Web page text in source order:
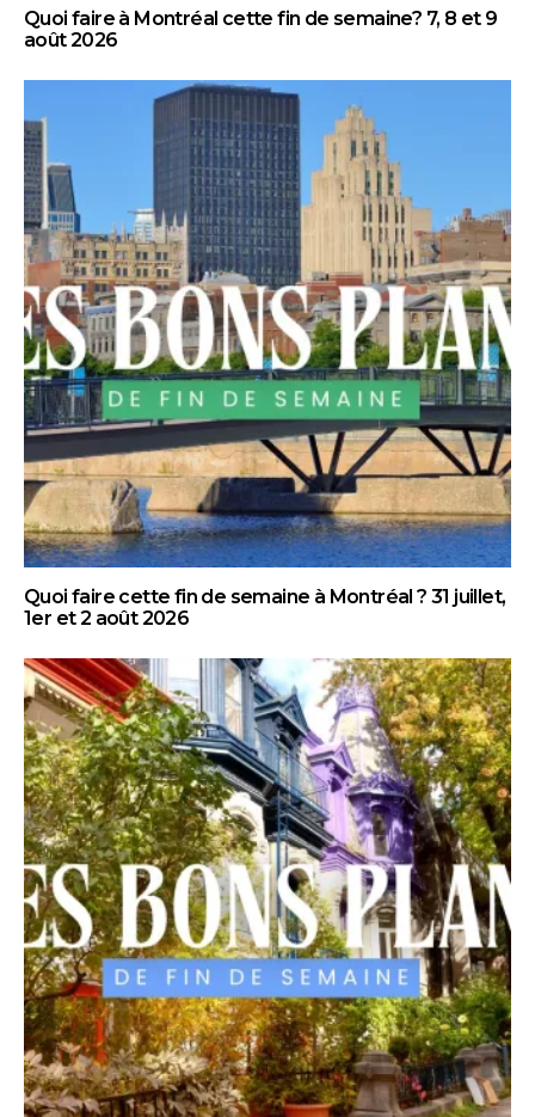
Quoi faire à Montréal cette fin de semaine? 7, 8 et 9
août 2026
Quoi faire cette fin de semaine à Montréal ? 31 juillet,
1er et 2 août 2026